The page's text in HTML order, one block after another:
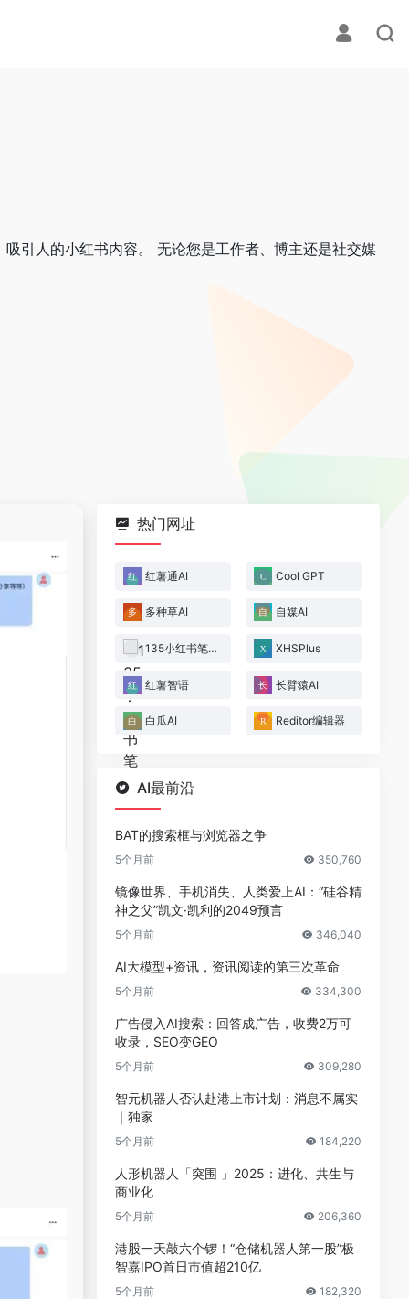
引人的小红书内容。 无论您是工作者、博主还是社交媒
热门网址
红薯通AI Cool GPT
多种草AI 自媒AI
135小红书笔记 XHSPlus
红薯智语 长臂猿AI
白瓜AI Reditor编辑器
AI最前沿
BAT的搜索框与浏览器之争
5个月前 350,760
镜像世界、手机消失、人类爱上AI：“硅谷精
神之父”凯文·凯利的2049预言
5个月前 346,040
AI大模型+资讯，资讯阅读的第三次革命
5个月前 334,300
广告侵入AI搜索：回答成广告，收费2万可
收录，SEO变GEO
5个月前 309,280
智元机器人否认赴港上市计划：消息不属实
｜独家
5个月前 184,220
人形机器人「突围 」2025：进化、共生与
商业化
5个月前 206,360
港股一天敲六个锣！“仓储机器人第一股”极
智嘉IPO首日市值超210亿
5个月前 182,320